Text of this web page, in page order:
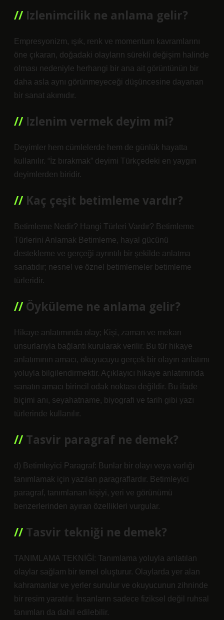
Izlenimcilik ne anlama gelir?
Empresyonizm, ışık, renk ve momentum kavramlarını
öne çıkaran, doğadaki olayların sürekli değişim halinde
olması nedeniyle herhangi bir ana ait görüntünün bir
daha asla aynı görünmeyeceği düşüncesine dayanan
bir sanat akımıdır.
Izlenim vermek deyim mi?
Deyimler hem cümlelerde hem de günlük hayatta
kullanılır. “İz bırakmak” deyimi Türkçedeki en yaygın
deyimlerden biridir.
Kaç çeşit betimleme vardır?
Betimleme Nedir? Hangi Türleri Vardır? Betimleme
Türlerini Anlamak Betimleme, hayal gücünü
destekleme ve gerçeği ayrıntılı bir şekilde anlatma
sanatıdır; nesnel ve öznel betimlemeler betimleme
türleridir.
Öyküleme ne anlama gelir?
Hikaye anlatımında olay; Kişi, zaman ve mekan
unsurlarıyla bağlantı kurularak verilir. Bu tür hikaye
anlatımının amacı, okuyucuyu gerçek bir olayın anlatımı
yoluyla bilgilendirmektir. Açıklayıcı hikaye anlatımında
sanatın amacı birincil odak noktası değildir. Bu ifade
biçimi anı, seyahatname, biyografi ve tarih gibi yazı
türlerinde kullanılır.
Tasvir paragraf ne demek?
d) Betimleyici Paragraf: Bunlar bir olayı veya varlığı
tanımlamak için yazılan paragraflardır. Betimleyici
paragraf, tanımlanan kişiyi, yeri ve görünümü
benzerlerinden ayıran özellikleri vurgular.
Tasvir tekniği ne demek?
TANIMLAMA TEKNİĞİ: Tanımlama yoluyla anlatılan
olaylar sağlam bir temel oluşturur. Olaylarda yer alan
kahramanlar ve yerler sunulur ve okuyucunun zihninde
bir resim yaratılır. İnsanların sadece fiziksel değil ruhsal
tanımları da dahil edilebilir.